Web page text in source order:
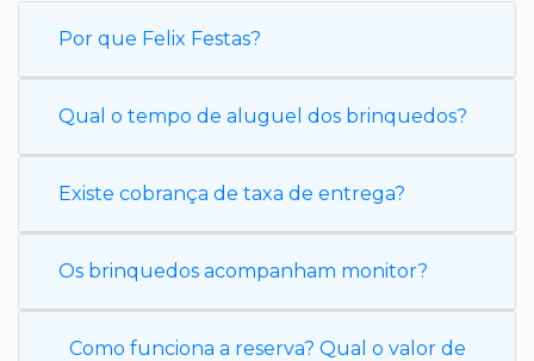
Por que Felix Festas?
Qual o tempo de aluguel dos brinquedos?
Existe cobrança de taxa de entrega?
Os brinquedos acompanham monitor?
Como funciona a reserva? Qual o valor de